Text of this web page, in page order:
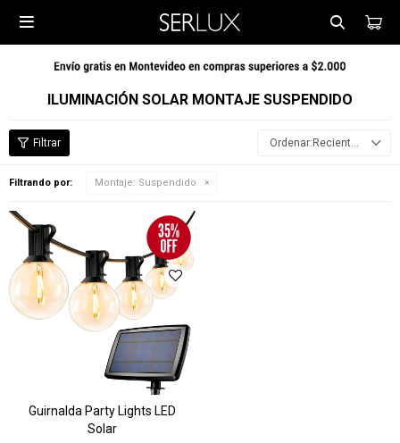

ILUMINACIÓN SOLAR MONTAJE SUSPENDIDO
Recientes
Filtrando por: Montaje: Suspendido
Guirnalda Party Lights LED
Solar